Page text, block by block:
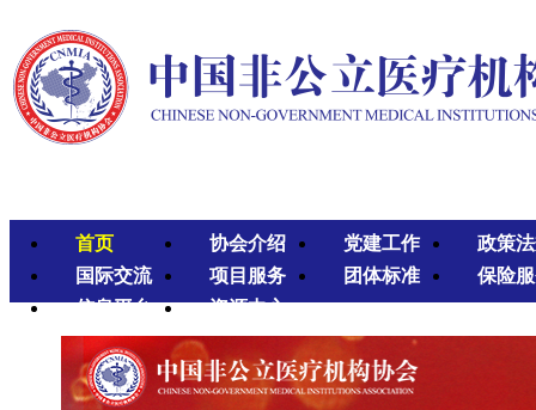
首页 协会介绍 党建工作
政策
国际交流
项目服务 团体标准
保险
信息平台
资源中心